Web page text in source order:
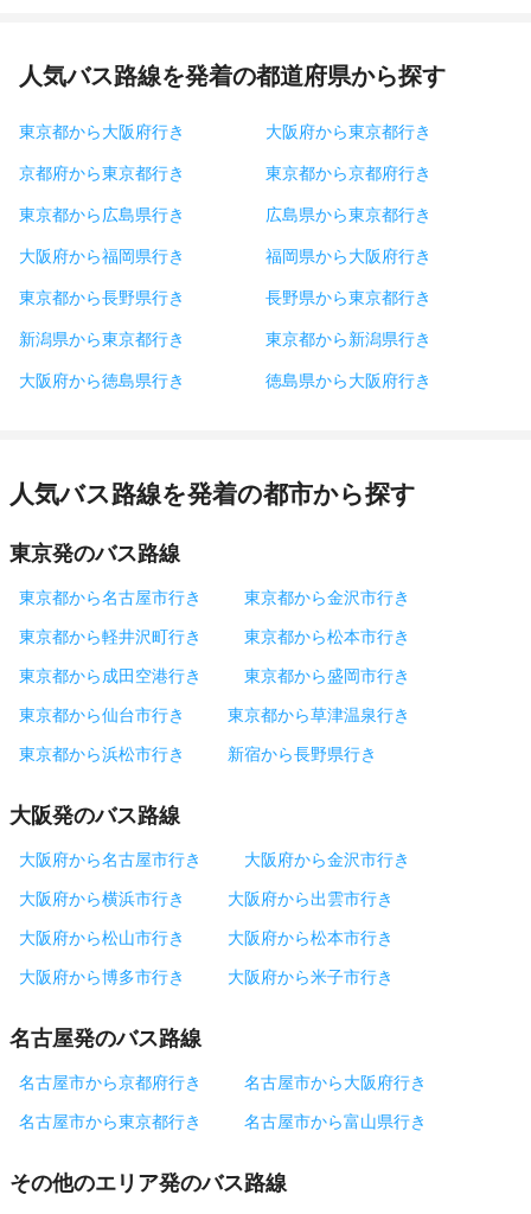
人気バス路線を発着の都道府県から探す
東京都から大阪府行き 大阪府から東京都行き
京都府から東京都行き 東京都から京都府行き
東京都から広島県行き 広島県から東京都行き
大阪府から福岡県行き 福岡県から大阪府行き
東京都から長野県行き 長野県から東京都行き
新潟県から東京都行き 東京都から新潟県行き
大阪府から徳島県行き 徳島県から大阪府行き
人気バス路線を発着の都市から探す
東京発のバス路線
東京都から名古屋市行き
東京都から金沢市行き
東京都から軽井沢町行き
東京都から松本市行き
東京都から成田空港行き
東京都から盛岡市行き
東京都から仙台市行き
東京都から草津温泉行き
東京都から浜松市行き
新宿から長野県行き
大阪発のバス路線
大阪府から名古屋市行き
大阪府から金沢市行き
大阪府から横浜市行き
大阪府から出雲市行き
大阪府から松山市行き
大阪府から松本市行き
大阪府から博多市行き
大阪府から米子市行き
名古屋発のバス路線
名古屋市から京都府行き
名古屋市から大阪府行き
名古屋市から東京都行き
名古屋市から富山県行き
その他のエリア発のバス路線